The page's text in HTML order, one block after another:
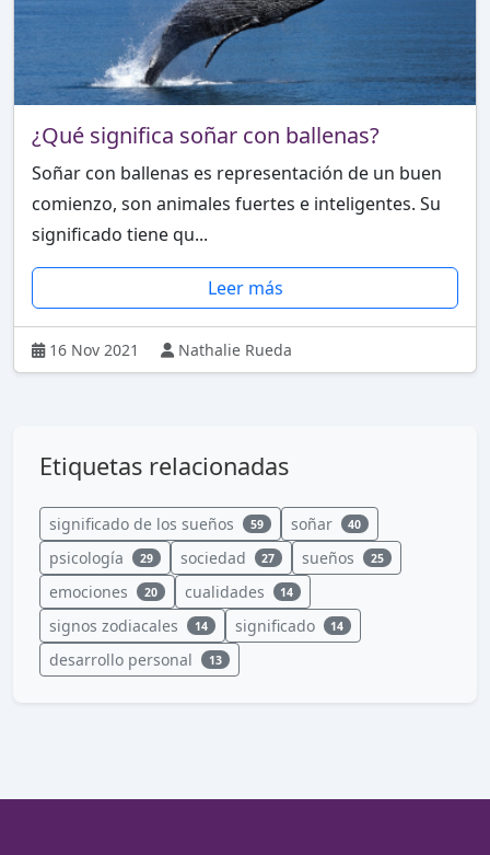
¿Qué significa soñar con ballenas?
Soñar con ballenas es representación de un buen
comienzo, son animales fuertes e inteligentes. Su
significado tiene qu...
Leer más
16 Nov 2021 Nathalie Rueda
Etiquetas relacionadas
significado de los sueños 59 soñar 40
psicología 29 sociedad 27 sueños 25
emociones 20 cualidades 14
signos zodiacales 14 significado 14
desarrollo personal 13